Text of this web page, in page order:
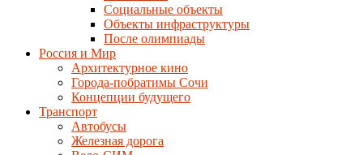
Социальные объекты
Объекты инфраструктуры
После олимпиады
Россия и Мир
Архитектурное кино
Города-побратимы Сочи
Концепции будущего
Транспорт
Автобусы
Железная дорога